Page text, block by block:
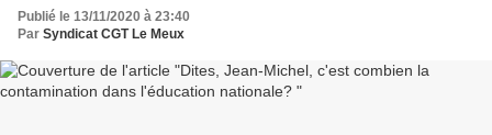
Publié le 13/11/2020 à 23:40
Par Syndicat CGT Le Meux